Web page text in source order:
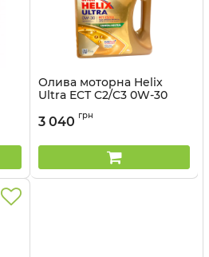
Олива моторна Helix
Ultra ECT C2/C3 0W-30
Артикул: 550046306
3 040 грн